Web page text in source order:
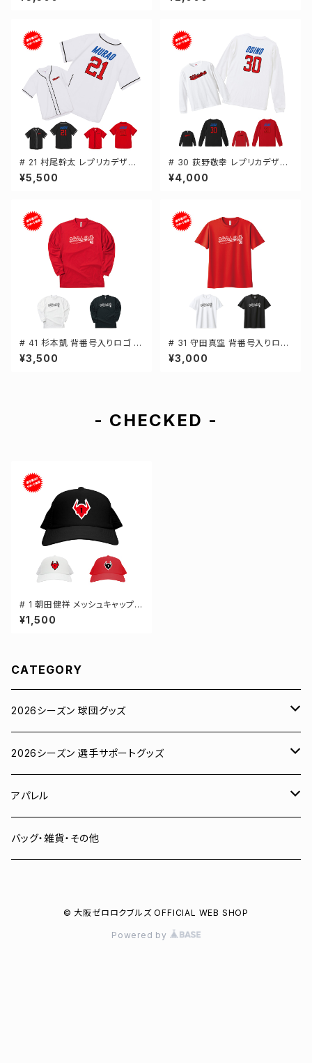
カラー S-5Lサイズ 000304
# 21 村尾幹太 レプリカデザイ
ン 3カラー 選手還元 ベースボ
ールシャツ S-XXLサイズ 5982
¥5,500
# 30 荻野敬幸 レプリカデザイ
ン 3カラー 選手還元 長袖Tシャ
ツ S-XXLサイズ 501101
¥4,000
# 41 杉本凱 背番号入りロゴ ド
ライTシャツ 長袖 選手還元 3カ
ラー S-5Lサイズ 000304
¥3,500
# 31 守田真空 背番号入りロゴ
ドライTシャツ 半袖 選手還元 3
カラー S-5Lサイズ 000300
¥3,000
- CHECKED -
# 1 朝田健祥 メッシュキャップ
選手還元 3カラー 000700
¥1,500
CATEGORY
2026シーズン 球団グッズ
ユニフォーム
Tシャツ
スウェット
2026シーズン 選手サポートグッズ
# 00 蓮
# 0 岡田竜汰
アパレル
スウェット・パーカー
バッグ・雑貨・その他
© 大阪ゼロロクブルズ OFFICIAL WEB SHOP
Powered by